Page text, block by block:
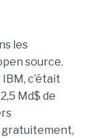
les
source.
c’était
Md$ de
gratuitement,